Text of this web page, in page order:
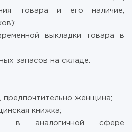
товара и его наличие,
выкладки товара в
запасов на складе.
женщина;
книжка;
в аналогичной сфере